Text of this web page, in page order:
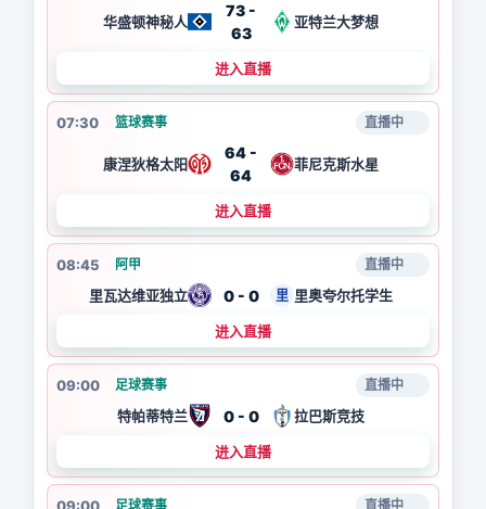
华盛顿神秘人
73 -
63
亚特兰大梦想
进入直播
07:30 篮球赛事
康涅狄格太阳
64 -
64
菲尼克斯水星
直播中
进入直播
08:45 阿甲
里瓦达维亚独立 0 - 0 里 里奥夸尔托学生
直播中
进入直播
09:00 足球赛事
特帕蒂特兰 0 - 0 拉巴斯竞技
直播中
进入直播
09:00 足球赛事 直播中